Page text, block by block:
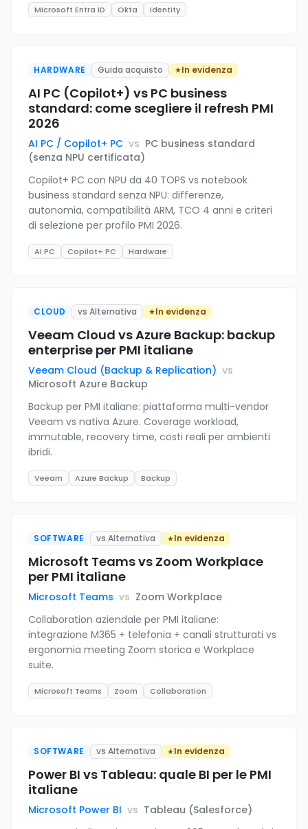
Microsoft Entra ID Okta Identity
HARDWARE Guida acquisto In evidenza
AI PC (Copilot+) vs PC business
standard: come scegliere il refresh PMI
2026
AI PC / Copilot+ PC vs PC business standard
(senza NPU certificata)
Copilot+ PC con NPU da 40 TOPS vs notebook
business standard senza NPU: differenze,
autonomia, compatibilità ARM, TCO 4 anni e criteri
di selezione per profilo PMI 2026.
AI PC Copilot+ PC Hardware
CLOUD vs Alternativa In evidenza
Veeam Cloud vs Azure Backup: backup
enterprise per PMI italiane
Veeam Cloud (Backup & Replication) vs
Microsoft Azure Backup
Backup per PMI italiane: piattaforma multi-vendor
Veeam vs nativa Azure. Coverage workload,
immutable, recovery time, costi reali per ambienti
ibridi.
Veeam Azure Backup Backup
SOFTWARE vs Alternativa In evidenza
Microsoft Teams vs Zoom Workplace
per PMI italiane
Microsoft Teams vs Zoom Workplace
Collaboration aziendale per PMI italiane:
integrazione M365 + telefonia + canali strutturati vs
ergonomia meeting Zoom storica e Workplace
suite.
Microsoft Teams Zoom Collaboration
SOFTWARE vs Alternativa In evidenza
Power BI vs Tableau: quale BI per le PMI
italiane
Microsoft Power BI vs Tableau (Salesforce)